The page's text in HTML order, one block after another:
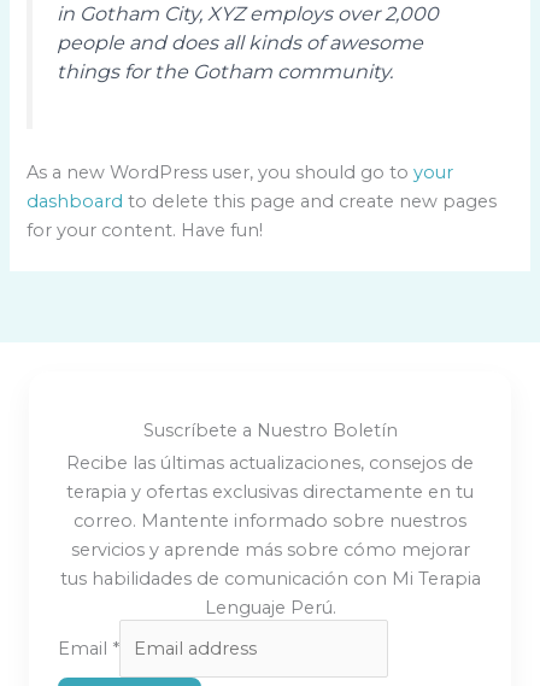
in Gotham City, XYZ employs over 2,000
people and does all kinds of awesome
things for the Gotham community.
As a new WordPress user, you should go toyour
dashboard to delete this page and create new pages
for your content. Have fun!
Suscríbete a Nuestro Boletín
Recibe las últimas actualizaciones, consejos de
terapia y ofertas exclusivas directamente en tu
correo. Mantente informado sobre nuestros
servicios y aprende más sobre cómo mejorar
tus habilidades de comunicación con Mi Terapia
Lenguaje Perú.
Email *